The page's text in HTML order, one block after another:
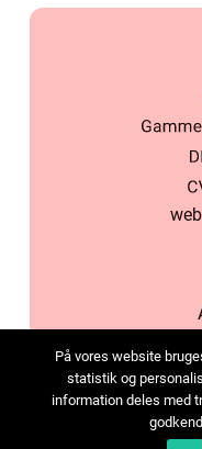
På vores website
statistik og
information deles med